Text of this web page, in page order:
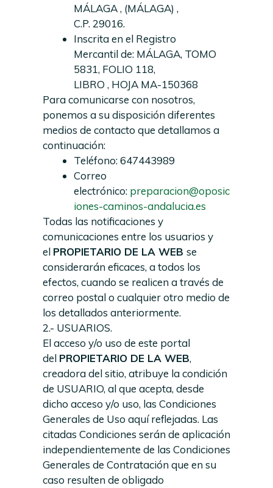
MÁLAGA , (MÁLAGA) ,
C.P. 29016.
Inscrita en el Registro
Mercantil de: MÁLAGA, TOMO
5831, FOLIO 118,
LIBRO , HOJA MA-150368
Para comunicarse con nosotros,
ponemos a su disposición diferentes
medios de contacto que detallamos a
continuación:
Teléfono: 647443989
Correo
electrónico: preparacion@oposic
iones-caminos-andalucia.es
Todas las notificaciones y
comunicaciones entre los usuarios y
el PROPIETARIO DE LA WEB se
considerarán eficaces, a todos los
efectos, cuando se realicen a través de
correo postal o cualquier otro medio de
los detallados anteriormente.
2.- USUARIOS.
El acceso y/o uso de este portal
del PROPIETARIO DE LA WEB,
creadora del sitio, atribuye la condición
de USUARIO, al que acepta, desde
dicho acceso y/o uso, las Condiciones
Generales de Uso aquí reflejadas. Las
citadas Condiciones serán de aplicación
independientemente de las Condiciones
Generales de Contratación que en su
caso resulten de obligado